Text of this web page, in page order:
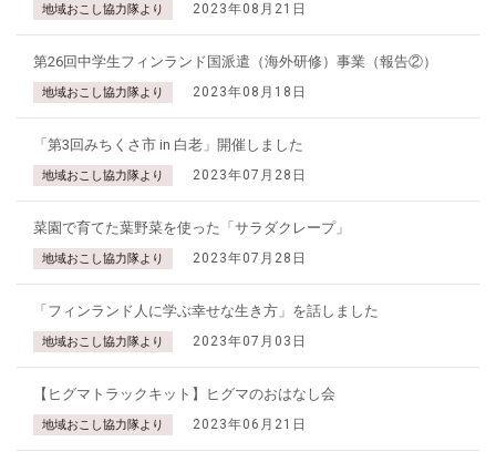
地域おこし協力隊より 2023年08月21日
第26回中学生フィンランド国派遣（海外研修）事業（報告②）
地域おこし協力隊より 2023年08月18日
「第3回みちくさ市 in 白老」開催しました
地域おこし協力隊より 2023年07月28日
菜園で育てた葉野菜を使った「サラダクレープ」
地域おこし協力隊より 2023年07月28日
「フィンランド人に学ぶ幸せな生き方」を話しました
地域おこし協力隊より 2023年07月03日
【ヒグマトラックキット】ヒグマのおはなし会
地域おこし協力隊より 2023年06月21日